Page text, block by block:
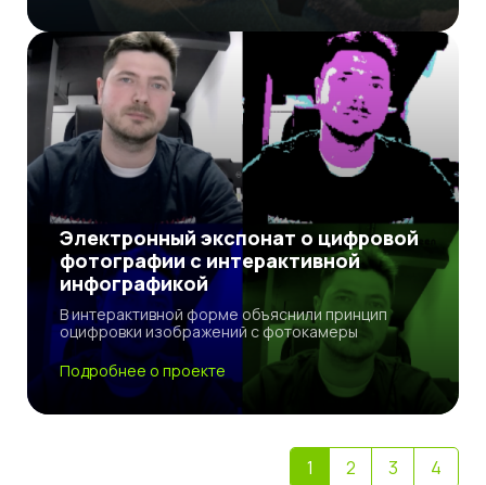
Электронный экспонат о цифровой
фотографии с интерактивной
инфографикой
В интерактивной форме объяснили принцип
оцифровки изображений с фотокамеры
Подробнее о проекте
1 2 3 4